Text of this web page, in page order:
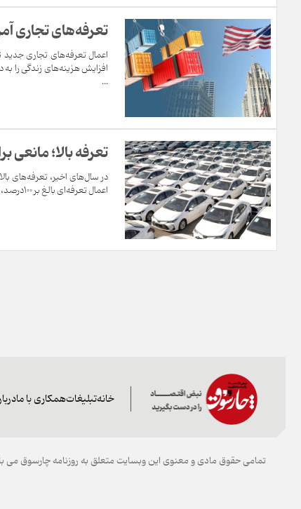
تعرفه‌های تجاری
اعمال تعرفه‌های تجاری جدید
افزایش هزینه‌های زندگی را
...
تعرفه بالا؛
در سال‌های اخیر، تعرفه‌های
اعمال تعرفه‌ای بالغ بر ۱۰۰درصد، قیمت خودروهای خارجی به‌قدری افزایش یافته که عملاً دسترسی به این خودروها برای بسیاری ا...
خانهتبلیغاتهمکاری با ما
تمامی حقوق مادی و معنوی این وبسایت متعلق به روزنامه چارسوق می